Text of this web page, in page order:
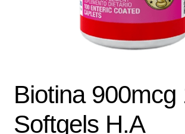
Biotina 900mcg
Softgels H.A